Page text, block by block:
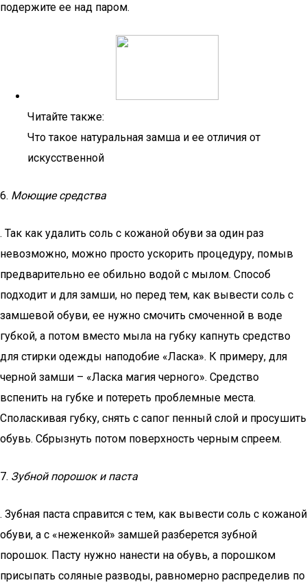
подержите ее над паром.
Читайте также:
Что такое натуральная замша и ее отличия от
искусственной
6. Моющие средства
. Так как удалить соль с кожаной обуви за один раз
невозможно, можно просто ускорить процедуру, помыв
предварительно ее обильно водой с мылом. Способ
подходит и для замши, но перед тем, как вывести соль с
замшевой обуви, ее нужно смочить смоченной в воде
губкой, а потом вместо мыла на губку капнуть средство
для стирки одежды наподобие «Ласка». К примеру, для
черной замши – «Ласка магия черного». Средство
вспенить на губке и потереть проблемные места.
Споласкивая губку, снять с сапог пенный слой и просушить
обувь. Сбрызнуть потом поверхность черным спреем.
7. Зубной порошок и паста
. Зубная паста справится с тем, как вывести соль с кожаной
обуви, а с «неженкой» замшей разберется зубной
порошок. Пасту нужно нанести на обувь, а порошком
присыпать соляные разводы, равномерно распределив по